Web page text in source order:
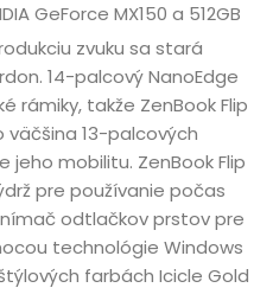
GeForce MX150 a 512GB
zvuku sa stará
14-palcový NanoEdge
rámiky, takže ZenBook Flip
väčšina 13-palcových
mobilitu. ZenBook Flip
pre používanie počas
odtlačkov prstov pre
technológie Windows
farbách Icicle Gold